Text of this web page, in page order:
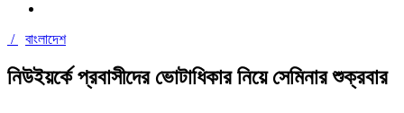
/ বাংলাদেশ
নিউইয়র্কে প্রবাসীদের ভোটাধিকার নিয়ে সেমিনার শুক্রবার